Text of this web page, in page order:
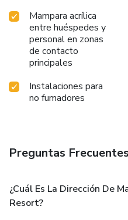
Mampara acrílica
entre huéspedes y
personal en zonas
de contacto
principales
Instalaciones para
no fumadores
Preguntas Frecuentes
¿Cuál Es La Dirección De
Resort?